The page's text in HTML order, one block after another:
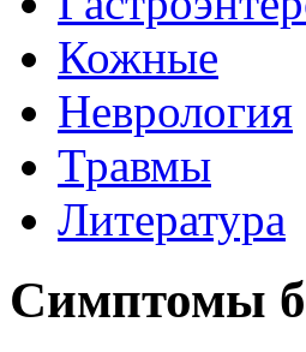
Кожные
Неврология
Травмы
Литература
Симптомы